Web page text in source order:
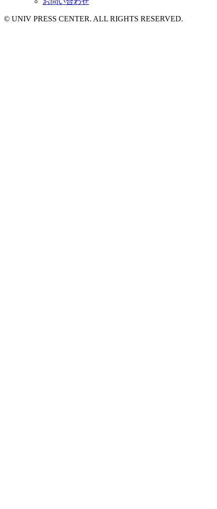
© UNIV PRESS CENTER. ALL RIGHTS RESERVED.